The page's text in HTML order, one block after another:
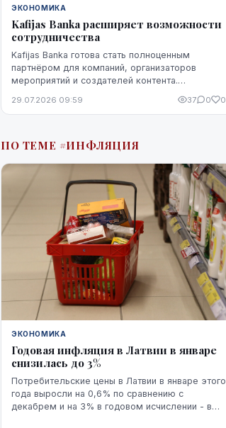
ЭКОНОМИКА
Kafijas Banka расширяет возможности
сотрудничества
Kafijas Banka готова стать полноценным
партнёром для компаний, организаторов
мероприятий и создателей контента.
поставкой кофе — компания предоставляет
29.07.2026 09:59 37 0 0
ПО ТЕМЕ #ИНФЛЯЦИЯ
ЭКОНОМИКА
Годовая инфляция в Латвии в январе
снизилась до 3%
Потребительские цены в Латвии в январе этого
года выросли на 0,6% по сравнению с
декабрем и на 3% в годовом исчислении - в